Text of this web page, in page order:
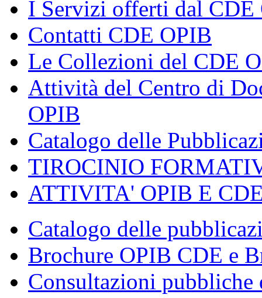
I Servizi offerti dal CDE
Contatti CDE OPIB
Le Collezioni del CDE
Attività del Centro di
OPIB
Catalogo delle
TIROCINIO
ATTIVITA' OPIB E
Catalogo delle
Brochure OPIB CDE e
Consultazioni pubbliche